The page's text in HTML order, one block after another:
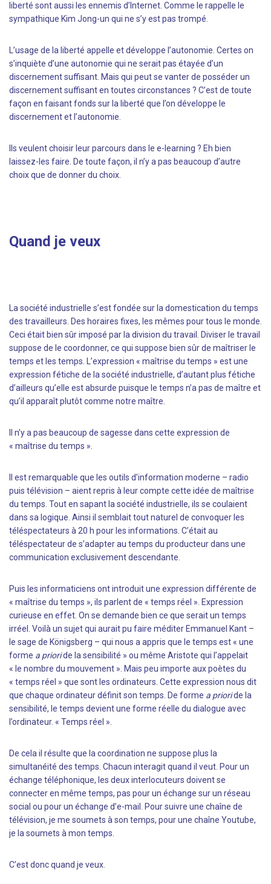
liberté sont aussi les ennemis d’Internet. Comme le rappelle le
sympathique Kim Jong-un qui ne s’y est pas trompé.
L’usage de la liberté appelle et développe l’autonomie. Certes on
s’inquiète d’une autonomie qui ne serait pas étayée d’un
discernement suffisant. Mais qui peut se vanter de posséder un
discernement suffisant en toutes circonstances ? C’est de toute
façon en faisant fonds sur la liberté que l’on développe le
discernement et l’autonomie.
Ils veulent choisir leur parcours dans le e-learning ? Eh bien
laissez-les faire. De toute façon, il n’y a pas beaucoup d’autre
choix que de donner du choix.
Quand je veux
La société industrielle s’est fondée sur la domestication du temps
des travailleurs. Des horaires fixes, les mêmes pour tous le monde.
Ceci était bien sûr imposé par la division du travail. Diviser le travail
suppose de le coordonner, ce qui suppose bien sûr de maîtriser le
temps et les temps. L’expression « maîtrise du temps » est une
expression fétiche de la société industrielle, d’autant plus fétiche
d’ailleurs qu’elle est absurde puisque le temps n’a pas de maître et
qu’il apparaît plutôt comme notre maître.
Il n’y a pas beaucoup de sagesse dans cette expression de
« maîtrise du temps ».
Il est remarquable que les outils d’information moderne – radio
puis télévision – aient repris à leur compte cette idée de maîtrise
du temps. Tout en sapant la société industrielle, ils se coulaient
dans sa logique. Ainsi il semblait tout naturel de convoquer les
téléspectateurs à 20 h pour les informations. C’était au
téléspectateur de s’adapter au temps du producteur dans une
communication exclusivement descendante.
Puis les informaticiens ont introduit une expression différente de
« maîtrise du temps », ils parlent de « temps réel ». Expression
curieuse en effet. On se demande bien ce que serait un temps
irréel. Voilà un sujet qui aurait pu faire méditer Emmanuel Kant –
le sage de Königsberg – qui nous a appris que le temps est « une
forme a prioride la sensibilité » ou même Aristote qui l’appelait
« le nombre du mouvement ». Mais peu importe aux poètes du
« temps réel » que sont les ordinateurs. Cette expression nous dit
que chaque ordinateur définit son temps. De forme a prioride la
sensibilité, le temps devient une forme réelle du dialogue avec
l’ordinateur. « Temps réel ».
De cela il résulte que la coordination ne suppose plus la
simultanéité des temps. Chacun interagit quand il veut. Pour un
échange téléphonique, les deux interlocuteurs doivent se
connecter en même temps, pas pour un échange sur un réseau
social ou pour un échange d’e-mail. Pour suivre une chaîne de
télévision, je me soumets à son temps, pour une chaîne Youtube,
je la soumets à mon temps.
C’est donc quand je veux.